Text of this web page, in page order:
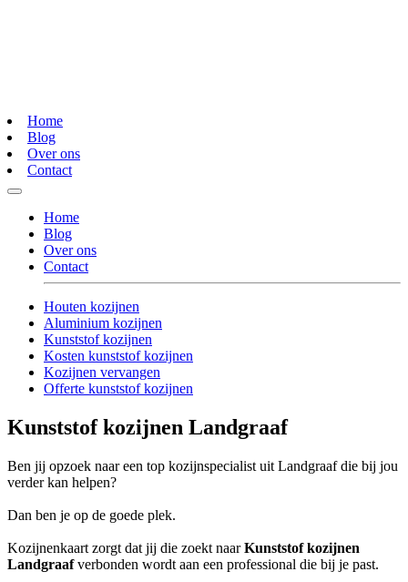
Home
Blog
Over ons
Contact
Home
Blog
Over ons
Contact
Houten kozijnen
Aluminium kozijnen
Kunststof kozijnen
Kosten kunststof kozijnen
Kozijnen vervangen
Offerte kunststof kozijnen
Kunststof kozijnen Landgraaf
Ben jij opzoek naar een top kozijnspecialist uit Landgraaf die bij jou
verder kan helpen?
Dan ben je op de goede plek.
Kozijnenkaart zorgt dat jij die zoekt naarKunststof kozijnen
Landgraafverbonden wordt aan een professional die bij je past.